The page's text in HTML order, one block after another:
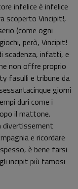
infelice è infelice
scoperto Vincipit!,
(come ogni
però, Vincipit!
scadenza, infatti, e
non offre proprio
fasulli e tribune da
giorni
duri come i
il mattone.
divertissement
e ricordare
è bene farsi
incipit più famosi